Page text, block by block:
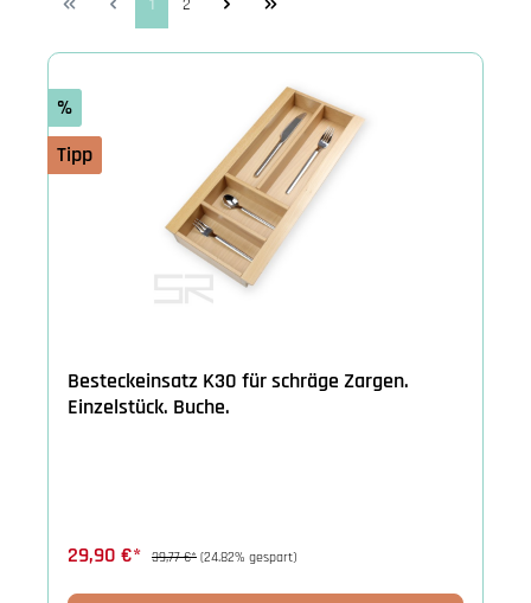
%
Tipp
Besteckeinsatz K30 für schräge Zargen.
Einzelstück. Buche.
29,90 €* 39,77 €* (24.82% gespart)